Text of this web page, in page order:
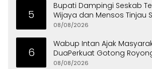
5
Bupati Dampingi Seskab
Wijaya dan Mensos Tinjau
di Curug
08/08/2026
6
Wabup Intan Ajak
DuaPerkuat Gotong
Persatuan
08/08/2026